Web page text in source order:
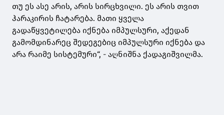
თუ ეს ასე არის, არის სირცხვილი. ეს არის თვით
ჰარაკირის ჩატარება. მათი ყველა
გადაწყვეტილება იქნება იმპულსური, აქედან
გამომდინარეც შედეგებიც იმპულსური იქნება და
არა რაიმე სისტემური“, - აღნიშნა ქადაგიშვილმა.